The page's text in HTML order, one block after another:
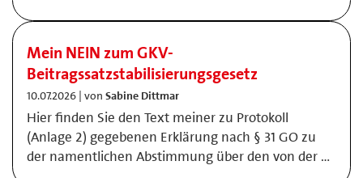
Mein NEIN zum GKV-
Beitragssatzstabilisierungsgesetz
10.07.2026 | von Sabine Dittmar
Hier finden Sie den Text meiner zu Protokoll
(Anlage 2) gegebenen Erklärung nach § 31 GO zu
der namentlichen Abstimmung über den von der …